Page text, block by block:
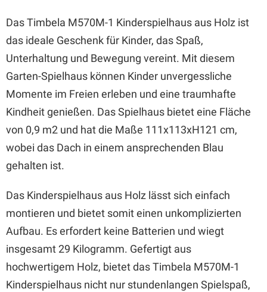
Das Timbela M570M-1 Kinderspielhaus aus Holz ist
das ideale Geschenk für Kinder, das Spaß,
Unterhaltung und Bewegung vereint. Mit diesem
Garten-Spielhaus können Kinder unvergessliche
Momente im Freien erleben und eine traumhafte
Kindheit genießen. Das Spielhaus bietet eine Fläche
von 0,9 m2 und hat die Maße 111x113xH121 cm,
wobei das Dach in einem ansprechenden Blau
gehalten ist.
Das Kinderspielhaus aus Holz lässt sich einfach
montieren und bietet somit einen unkomplizierten
Aufbau. Es erfordert keine Batterien und wiegt
insgesamt 29 Kilogramm. Gefertigt aus
hochwertigem Holz, bietet das Timbela M570M-1
Kinderspielhaus nicht nur stundenlangen Spielspaß,